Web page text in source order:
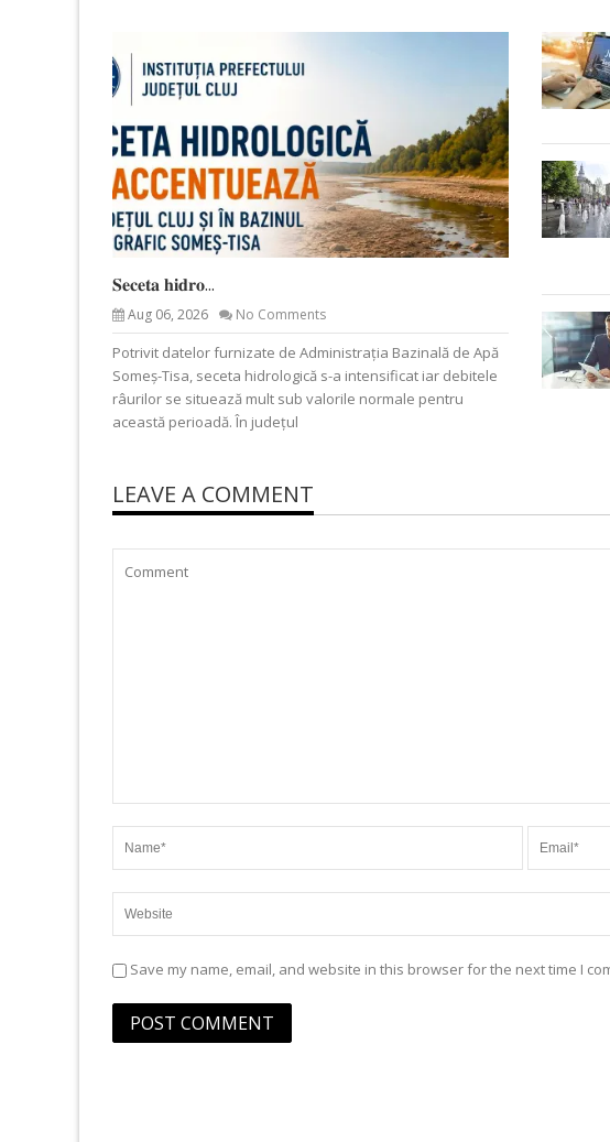
𝐒𝐞𝐜𝐞𝐭𝐚 𝐡𝐢𝐝𝐫𝐨...
Aug 06, 2026 No Comments
Potrivit datelor furnizate de Administrația Bazinală de Apă
Someș-Tisa, seceta hidrologică s-a intensificat iar debitele
râurilor se situează mult sub valorile normale pentru
această perioadă. În județul
LEAVE A COMMENT
Save my name, email, and website in this browser for the next time I